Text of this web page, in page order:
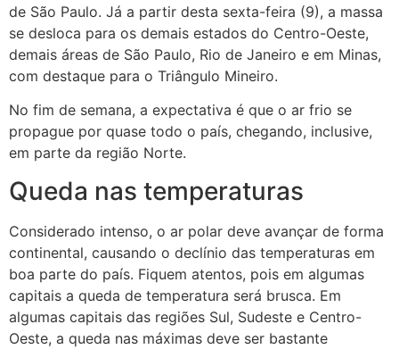
de São Paulo. Já a partir desta sexta-feira (9), a massa
se desloca para os demais estados do Centro-Oeste,
demais áreas de São Paulo, Rio de Janeiro e em Minas,
com destaque para o Triângulo Mineiro.
No fim de semana, a expectativa é que o ar frio se
propague por quase todo o país, chegando, inclusive,
em parte da região Norte.
Queda nas temperaturas
Considerado intenso, o ar polar deve avançar de forma
continental, causando o declínio das temperaturas em
boa parte do país. Fiquem atentos, pois em algumas
capitais a queda de temperatura será brusca. Em
algumas capitais das regiões Sul, Sudeste e Centro-
Oeste, a queda nas máximas deve ser bastante